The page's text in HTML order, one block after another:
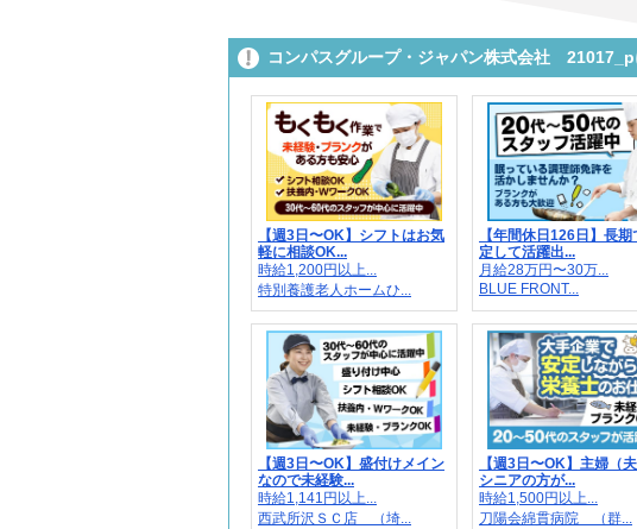
コンパスグループ・ジャパン株式会社
【週3日〜OK】シフトはお気
軽に相談OK...
時給1,200円以上...
特別養護老人ホームひ...
【年間休日126日】長期
定して活躍出...
月給28万円〜30万...
BLUE FRONT...
【週3日〜OK】盛付けメイン
なので未経験...
時給1,141円以上...
西武所沢ＳＣ店 （埼...
【週3日〜OK】主婦（夫
シニアの方が...
時給1,500円以上...
刀陽会綿貫病院 （群...